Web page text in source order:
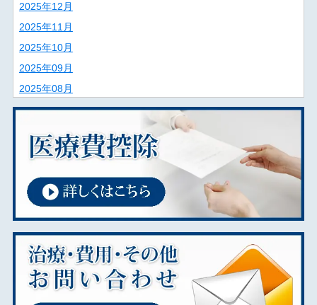
2025年12月
2025年11月
2025年10月
2025年09月
2025年08月
2025年07月
2025年02月
2024年12月
2024年09月
2024年08月
2024年07月
2024年01月